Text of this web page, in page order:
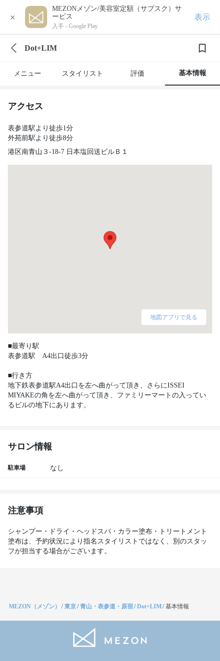
×
MEZONメゾン/美容室定額（サブスク）サ
ービス
入手 - Google Play
表示
Dot+LIM
メニュー スタイリスト 評価 基本情報
アクセス
表参道駅より徒歩1分
外苑前駅より徒歩8分
港区南青山３-18-7 日本塩回送ビルＢ１
地図アプリで見る
■最寄り駅
表参道駅　A4出口徒歩3分
■行き方
地下鉄表参道駅A4出口を左へ曲がって頂き、さらにISSEI
MIYAKEの角を左へ曲がって頂き、ファミリーマートの入ってい
るビルの地下にあります。
サロン情報
駐車場 なし
注意事項
シャンプー・ドライ・ヘッドスパ・カラー塗布・トリートメント
塗布は、予約状況により指名スタイリストではなく、別のスタッ
フが担当する場合がございます。
MEZON（メゾン） /東京/青山・表参道・原宿/Dot+LIM/基本情報